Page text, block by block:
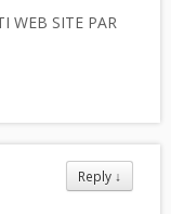
WEB SITE PAR
Reply ↓